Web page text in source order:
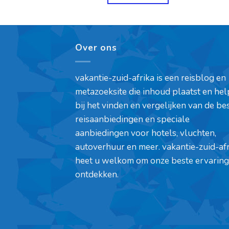
Over ons
vakantie-zuid-afrika is een reisblog en
metazoeksite die inhoud plaatst en
bij het vinden en vergelijken van de
reisaanbiedingen en speciale
aanbiedingen voor hotels, vluchten,
autoverhuur en meer. vakantie-zuid-
heet u welkom om onze beste
ontdekken.